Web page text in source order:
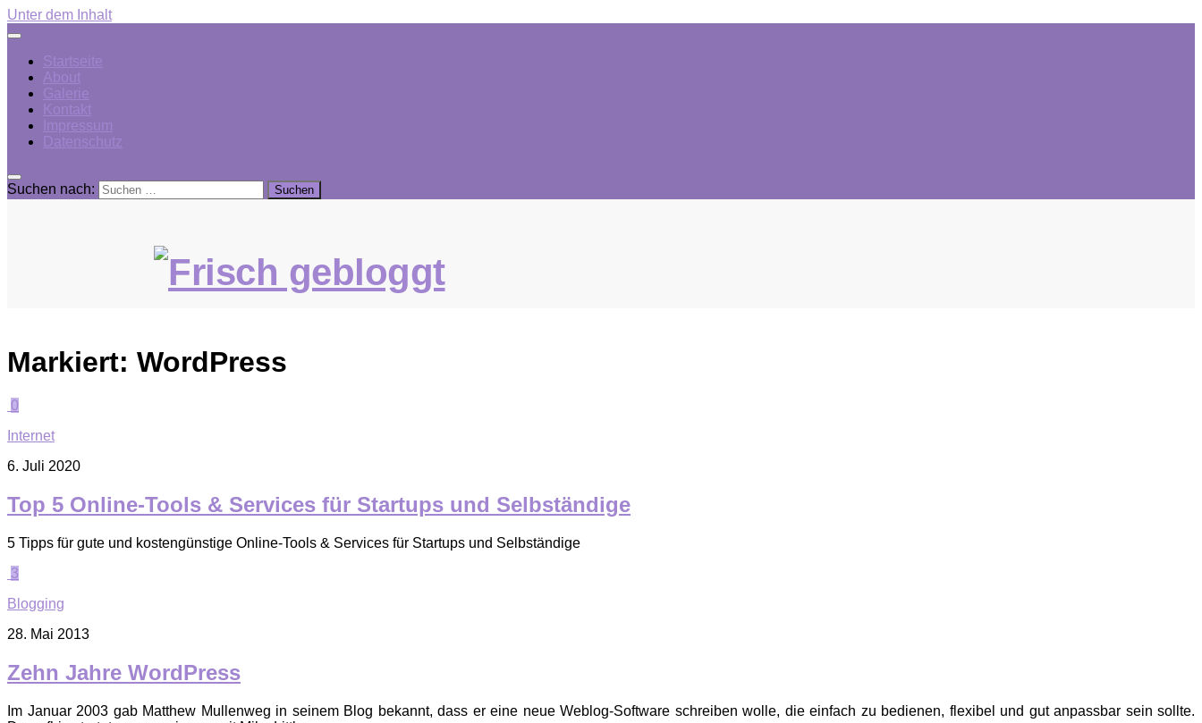
Unter dem Inhalt
Startseite
About
Galerie
Kontakt
Impressum
Datenschutz
Suchen nach:
Markiert: WordPress
0
Internet
6. Juli 2020
Top 5 Online-Tools & Services für Startups und Selbständige
5 Tipps für gute und kostengünstige Online-Tools & Services für Startups und Selbständige
3
Blogging
28. Mai 2013
Zehn Jahre WordPress
Im Januar 2003 gab Matthew Mullenweg in seinem Blog bekannt, dass er eine neue Weblog-Software schreiben wolle, die einfach zu bedienen, flexibel und gut anpassbar sein sollte.